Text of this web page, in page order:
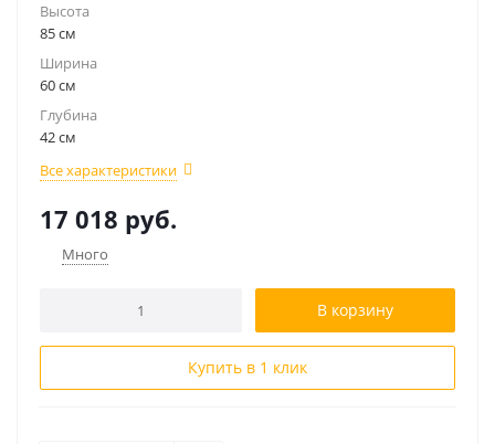
Высота
85 см
Ширина
60 см
Глубина
42 см
Все характеристики
17 018 руб.
Много
В корзину
Купить в 1 клик